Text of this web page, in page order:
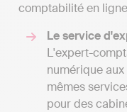
comptabilité en
Le service
L'expert-
numérique
mêmes
pour des